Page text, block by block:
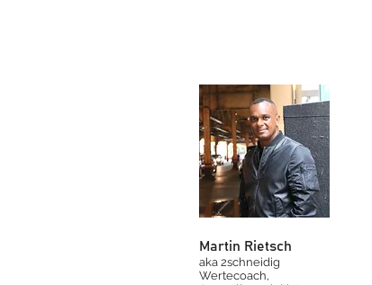
Martin Rietsch
aka 2schneidig
Wertecoach,